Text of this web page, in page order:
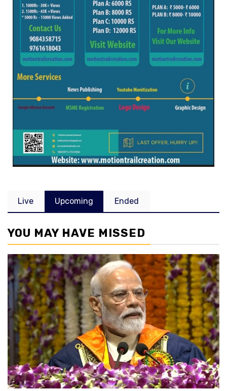
Live Upcoming Ended
YOU MAY HAVE MISSED